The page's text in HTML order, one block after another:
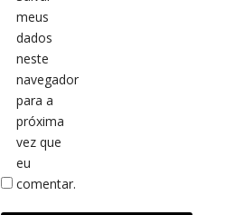
meus
dados
neste
navegador
para a
próxima
vez que
eu
comentar.